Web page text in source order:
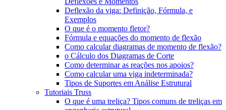
Deflexão da viga: Definição, Fórmula, e
Exemplos
O que é o momento fletor?
Fórmula e equações do momento de flexão
Como calcular diagramas de momento de flexão?
o Cálculo dos Diagramas de Corte
Como determinar as reações nos apoios?
Como calcular uma viga indeterminada?
Tipos de Suportes em Análise Estrutural
Tutoriais Truss
O que é uma treliça? Tipos comuns de treliças em